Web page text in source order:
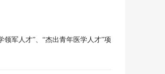
军人才”、“杰出青年医学人才”项